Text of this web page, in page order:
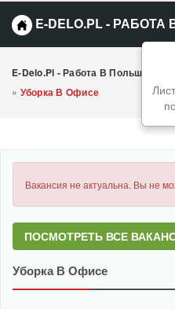
E-DELO.PL -
E-Delo.pl - Работа В Польше
» Уборка В Офисе
Вакансия не актуальна. Вы не
ПОСМОТРЕТЬ ВСЕ
Уборка В Офисе